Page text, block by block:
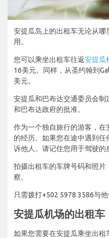
安提瓜岛上的出租车无论从
用。
您可以乘坐出租车往返安提瓜
16美元。同样，从圣约翰到
美元。
安提瓜和巴布达交通委员会制
和巴布达政府的批准。
作为一个独自旅行的游客，
的经历。如果您在途中遇到
诉他人。请记住您用于驾驶的
拍摄出租车的车牌号码和照
察。
只需拨打+502 5978 3586与他
安提瓜机场的出租车
如果您需要在安提瓜乘坐出